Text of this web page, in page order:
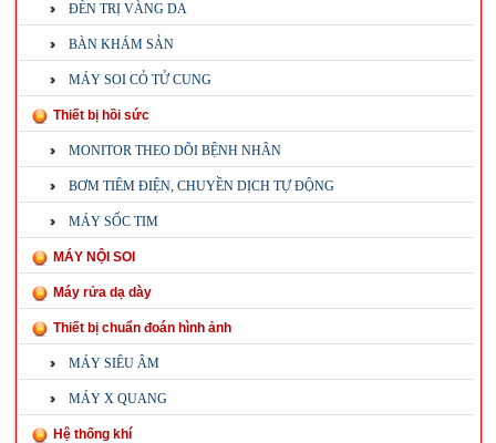
ĐÈN TRỊ VÀNG DA
BÀN KHÁM SẢN
MÁY SOI CỎ TỬ CUNG
Thiết bị hồi sức
MONITOR THEO DÕI BỆNH NHÂN
BƠM TIÊM ĐIỆN, CHUYỀN DỊCH TỰ ĐỘNG
MÁY SỐC TIM
MÁY NỘI SOI
Máy rửa dạ dày
Thiết bị chuẩn đoán hình ảnh
MÁY SIÊU ÂM
MÁY X QUANG
Hệ thống khí